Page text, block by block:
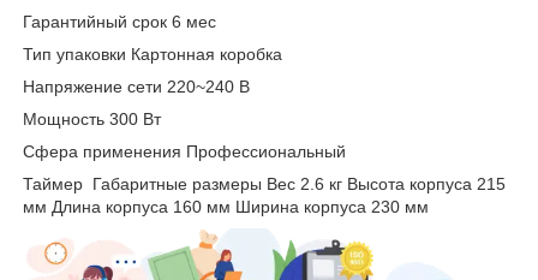
Гарантийный срок 6 мес
Тип упаковки Картонная коробка
Напряжение сети 220~240 В
Мощность 300 Вт
Сфера применения Профессиональный
Таймер Габаритные размеры Вес 2.6 кг Высота корпуса 215
мм Длина корпуса 160 мм Ширина корпуса 230 мм